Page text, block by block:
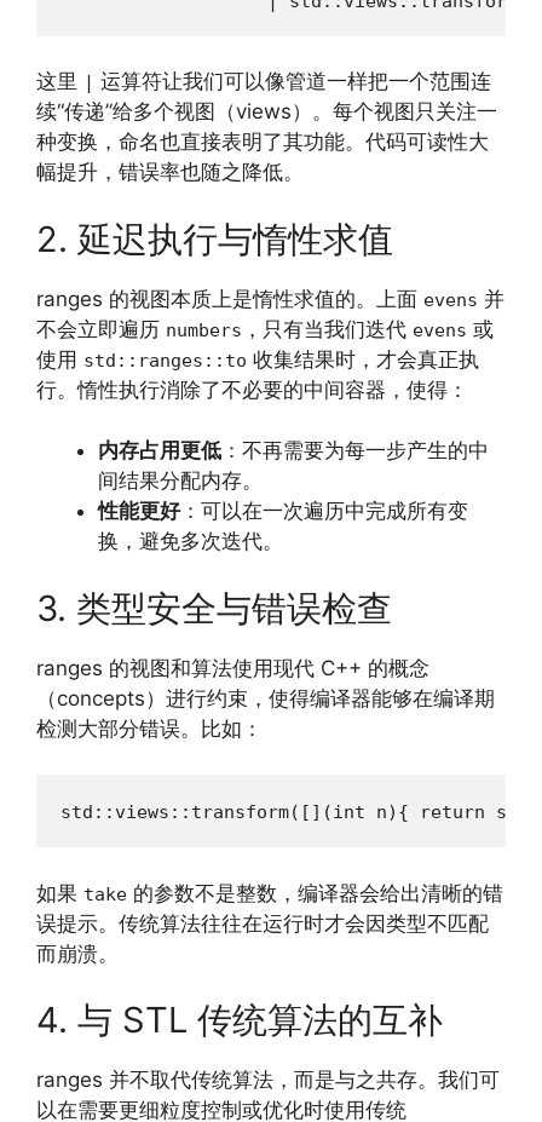
这里 | 运算符让我们可以像管道一样把一个范围连
续“传递”给多个视图（views）。每个视图只关注一
种变换，命名也直接表明了其功能。代码可读性大
幅提升，错误率也随之降低。
2. 延迟执行与惰性求值
ranges 的视图本质上是惰性求值的。上面 evens 并
不会立即遍历 numbers ，只有当我们迭代 evens 或
使用 std::ranges::to 收集结果时，才会真正执
行。惰性执行消除了不必要的中间容器，使得：
内存占用更低 ：不再需要为每一步产生的中
间结果分配内存。
性能更好：可以在一次遍历中完成所有变
换，避免多次迭代。
3. 类型安全与错误检查
ranges 的视图和算法使用现代 C++ 的概念
（concepts）进行约束，使得编译器能够在编译期
检测大部分错误。比如：
std::views::transform([](int n){ return
如果 take 的参数不是整数，编译器会给出清晰的错
误提示。传统算法往往在运行时才会因类型不匹配
而崩溃。
4. 与 STL 传统算法的互补
ranges 并不取代传统算法，而是与之共存。我们可
以在需要更细粒度控制或优化时使用传统